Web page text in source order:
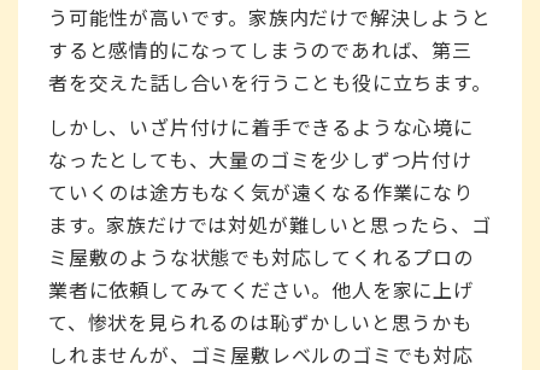
う可能性が高いです。家族内だけで解決しようと
すると感情的になってしまうのであれば、第三
者を交えた話し合いを行うことも役に立ちます。
しかし、いざ片付けに着手できるような心境に
なったとしても、大量のゴミを少しずつ片付け
ていくのは途方もなく気が遠くなる作業になり
ます。家族だけでは対処が難しいと思ったら、ゴ
ミ屋敷のような状態でも対応してくれるプロの
業者に依頼してみてください。他人を家に上げ
て、惨状を見られるのは恥ずかしいと思うかも
しれませんが、ゴミ屋敷レベルのゴミでも対応